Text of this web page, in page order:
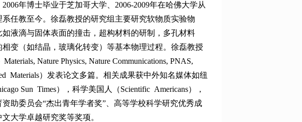
年博士毕业于芝加哥大学、2006-2009年在哈佛大学从
任教至今。徐磊教授的研究组主要研究软物质实验物
液滴与固体表面的撞击，超构材料的研制，多孔材料
变（如结晶，玻璃化转变）等基本物理过程。徐磊教授
Nature Physics, Nature Communications, PNAS,
Materials）发表论文多篇。相关成果获中外知名媒体如纽
Sun Times），科学美国人（Scientific Americans），
助委员会“杰出青年学者奖”、高等学校科学研究优秀成
大学卓越研究奖等奖项。